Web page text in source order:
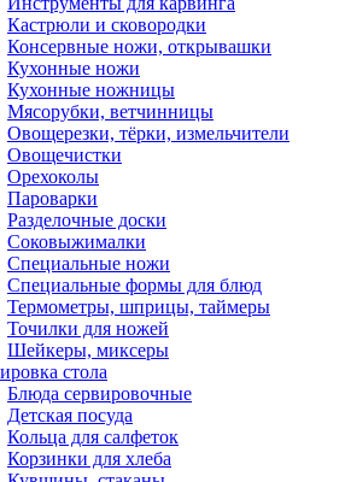
Кастрюли и сковородки
Консервные ножи, открывашки
Кухонные ножи
Кухонные ножницы
Мясорубки, ветчинницы
Овощерезки, тёрки, измельчители
Овощечистки
Орехоколы
Пароварки
Разделочные доски
Соковыжималки
Специальные ножи
Специальные формы для блюд
Термометры, шприцы, таймеры
Точилки для ножей
Шейкеры, миксеры
стола
Блюда сервировочные
Детская посуда
Кольца для салфеток
Корзинки для хлеба